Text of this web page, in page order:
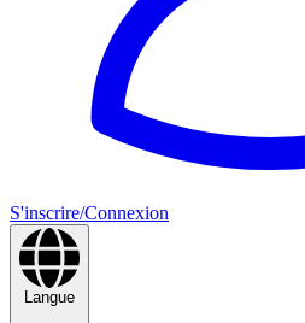
S'inscrire/Connexion
Langue